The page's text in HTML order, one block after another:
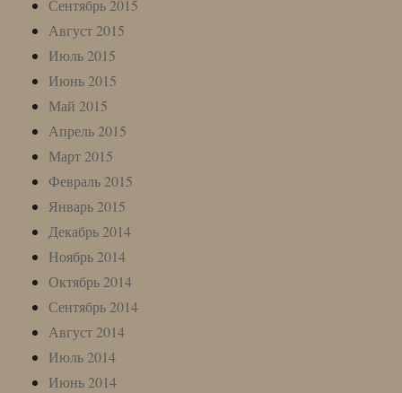
Сентябрь 2015
Август 2015
Июль 2015
Июнь 2015
Май 2015
Апрель 2015
Март 2015
Февраль 2015
Январь 2015
Декабрь 2014
Ноябрь 2014
Октябрь 2014
Сентябрь 2014
Август 2014
Июль 2014
Июнь 2014